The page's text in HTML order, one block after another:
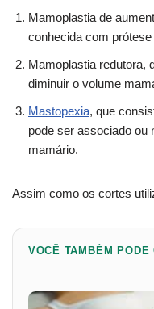
Mamoplastia de
conhecida com
Mamoplastia redutora,
diminuir o volume
Mastopexia, que
pode ser associado ou
mamário.
Assim como os cortes
VOCÊ TAMBÉM PODE